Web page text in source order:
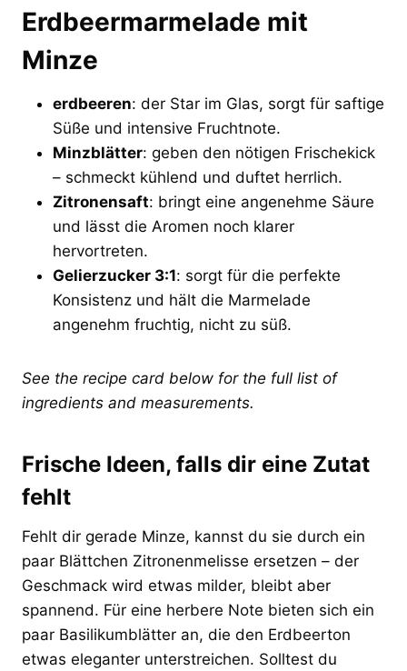
Erdbeermarmelade mit
Minze
erdbeeren: der Star im Glas, sorgt für saftige
Süße und intensive Fruchtnote.
Minzblätter: geben den nötigen Frischekick
– schmeckt kühlend und duftet herrlich.
Zitronensaft: bringt eine angenehme Säure
und lässt die Aromen noch klarer
hervortreten.
Gelierzucker 3:1: sorgt für die perfekte
Konsistenz und hält die Marmelade
angenehm fruchtig, nicht zu süß.
See the recipe card below for the full list of
ingredients and measurements.
Frische Ideen, falls dir eine Zutat
fehlt
Fehlt dir gerade Minze, kannst du sie durch ein
paar Blättchen Zitronenmelisse ersetzen – der
Geschmack wird etwas milder, bleibt aber
spannend. Für eine herbere Note bieten sich ein
paar Basilikumblätter an, die den Erdbeerton
etwas eleganter unterstreichen. Solltest du